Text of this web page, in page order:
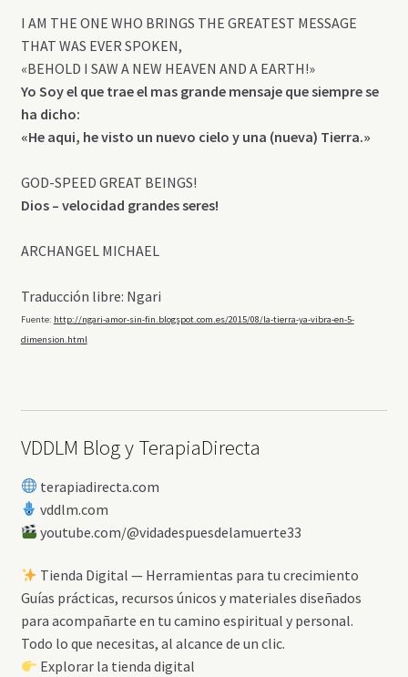
I AM THE ONE WHO BRINGS THE GREATEST MESSAGE
THAT WAS EVER SPOKEN,
«BEHOLD I SAW A NEW HEAVEN AND A EARTH!»
Yo Soy el que trae el mas grande mensaje que siempre se
ha dicho:
«He aqui, he visto un nuevo cielo y una (nueva) Tierra.»
GOD-SPEED GREAT BEINGS!
Dios – velocidad grandes seres!
ARCHANGEL MICHAEL
Traducción libre: Ngari
Fuente: http://ngari-amor-sin-fin.blogspot.com.es/2015/08/la-tierra-ya-vibra-en-5-
dimension.html
VDDLM Blog y TerapiaDirecta
terapiadirecta.com
vddlm.com
youtube.com/@vidadespuesdelamuerte33
Tienda Digital — Herramientas para tu crecimiento
Guías prácticas, recursos únicos y materiales diseñados
para acompañarte en tu camino espiritual y personal.
Todo lo que necesitas, al alcance de un clic.
Explorar la tienda digital